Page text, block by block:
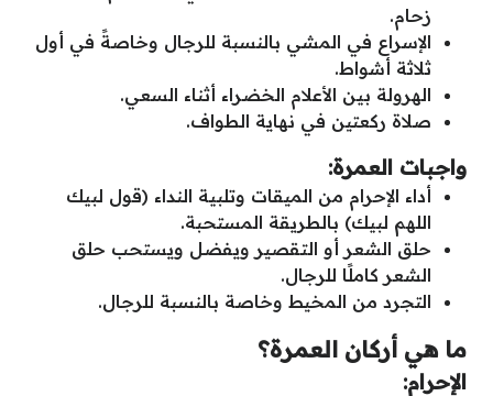
زحام.
الإسراع في المشي بالنسبة للرجال وخاصةً في أول
ثلاثة أشواط.
الهرولة بين الأعلام الخضراء أثناء السعي.
صلاة ركعتين في نهاية الطواف.
واجبات العمرة:
أداء الإحرام من الميقات وتلبية النداء (قول لبيك
اللهم لبيك) بالطريقة المستحبة.
حلق الشعر أو التقصير ويفضل ويستحب حلق
الشعر كاملًا للرجال.
التجرد من المخيط وخاصة بالنسبة للرجال.
ما هي أركان العمرة؟
الإحرام: